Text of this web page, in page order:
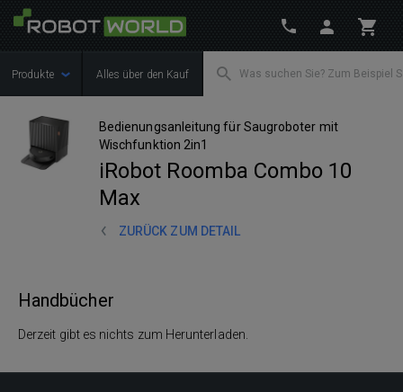
Produkte Alles über den Kauf
Bedienungsanleitung für Saugroboter mit
Wischfunktion 2in1
iRobot Roomba Combo 10
Max
ZURÜCK ZUM DETAIL
Handbücher
Derzeit gibt es nichts zum Herunterladen.